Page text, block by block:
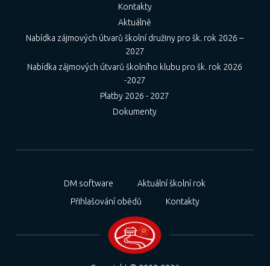
Kontakty
Aktuálně
Nabídka zájmových útvarů školní družiny pro šk. rok 2026 –
2027
Nabídka zájmových útvarů školního klubu pro šk. rok 2026
-2027
Platby 2026 - 2027
Dokumenty
DM software
Aktuální školní rok
Přihlašování obědů
Kontakty